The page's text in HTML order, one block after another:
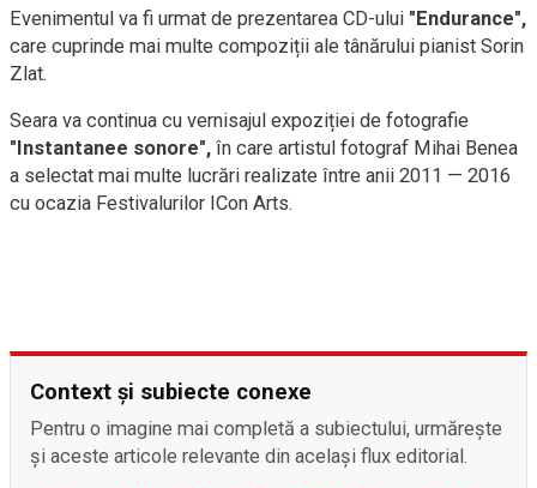
Evenimentul va fi urmat de prezentarea CD-ului "Endurance",
care cuprinde mai multe compoziții ale tânărului pianist Sorin
Zlat.
Seara va continua cu vernisajul expoziției de fotografie
"Instantanee sonore", în care artistul fotograf Mihai Benea
a selectat mai multe lucrări realizate între anii 2011 — 2016
cu ocazia Festivalurilor ICon Arts.
Context și subiecte conexe
Pentru o imagine mai completă a subiectului, urmărește
și aceste articole relevante din același flux editorial.